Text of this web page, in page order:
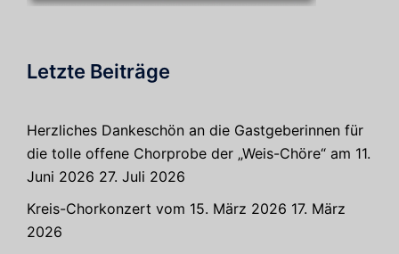
Letzte Beiträge
Herzliches Dankeschön an die Gastgeberinnen für
die tolle offene Chorprobe der „Weis-Chöre“ am 11.
Juni 2026 27. Juli 2026
Kreis-Chorkonzert vom 15. März 2026 17. März
2026